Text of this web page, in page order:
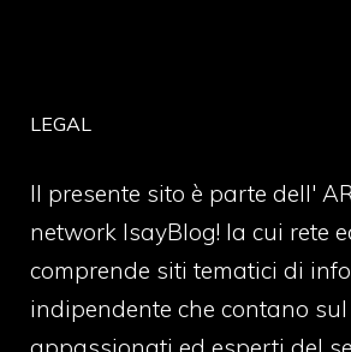
LEGAL
Il presente sito è parte dell'
network IsayBlog! la cui rete
comprende siti tematici di
indipendente che contano